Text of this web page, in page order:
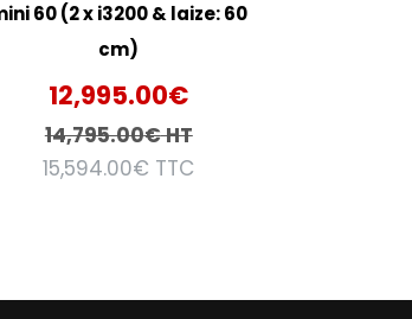
60 (2 x i3200 & laize: 60
cm)
12,995.00€
14,795.00€HT
15,594.00€ TTC